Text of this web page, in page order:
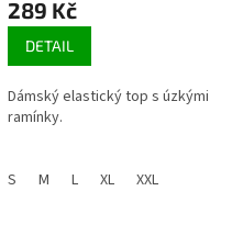
289 Kč
DETAIL
Dámský elastický top s úzkými
ramínky.
S M L XL XXL